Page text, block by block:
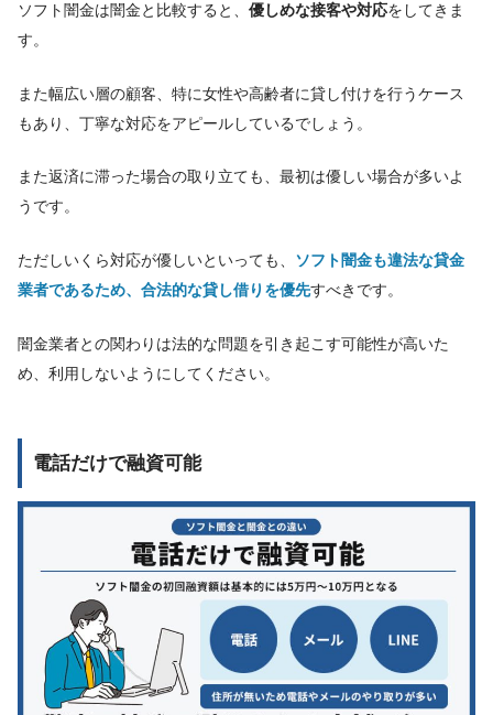
ソフト闇金は闇金と比較すると、 優しめな接客や対応をしてきま
す。
また幅広い層の顧客、特に女性や高齢者に貸し付けを行うケース
もあり、丁寧な対応をアピールしているでしょう。
また返済に滞った場合の取り立ても、最初は優しい場合が多いよ
うです。
ただしいくら対応が優しいといっても、 ソフト闇金も違法な貸金
業者であるため、合法的な貸し借りを優先すべきです。
闇金業者との関わりは法的な問題を引き起こす可能性が高いた
め、利用しないようにしてください。
電話だけで融資可能